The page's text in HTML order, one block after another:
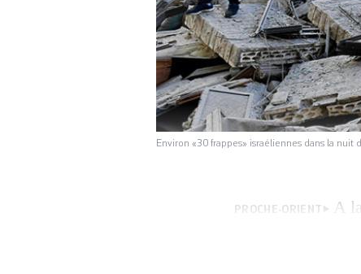
Environ «30 frappes» israéliennes dans la
PROCHE-ORIENT
A